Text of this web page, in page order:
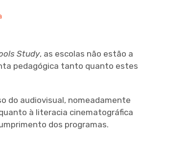
Study, as escolas não estão a
pedagógica tanto quanto estes
do audiovisual, nomeadamente
à literacia cinematográfica
dos programas.